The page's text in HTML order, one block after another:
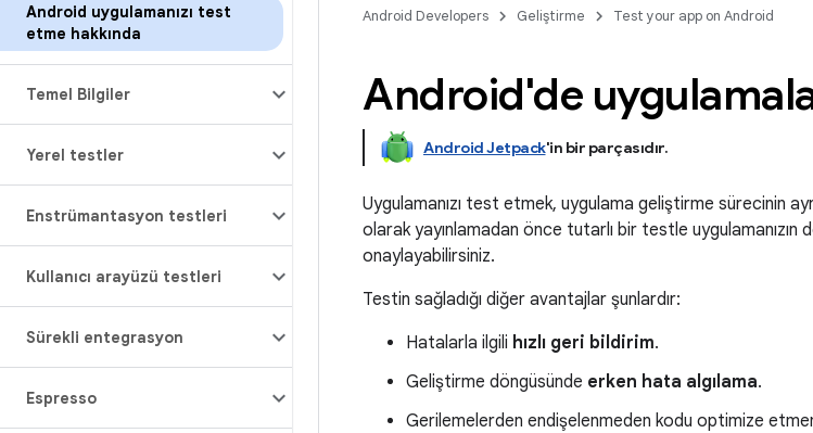
Android uygulamanızı test
etme hakkında
Temel Bilgiler
Yerel testler
Enstrümantasyon testleri
Kullanıcı arayüzü testleri
Sürekli entegrasyon
Espresso
Android Developers Geliştirme Test your app on Android
Android'de
Android Jetpack'in bir parçasıdır.
Uygulamanızı test etmek, uygulama geliştirme sürecinin
olarak yayınlamadan önce tutarlı bir testle uygulamanızın
onaylayabilirsiniz.
Testin sağladığı diğer avantajlar şunlardır:
Hatalarla ilgili hızlı geri bildirim.
Geliştirme döngüsünde erken hata algılama.
Gerilemelerden endişelenmeden kodu optimize